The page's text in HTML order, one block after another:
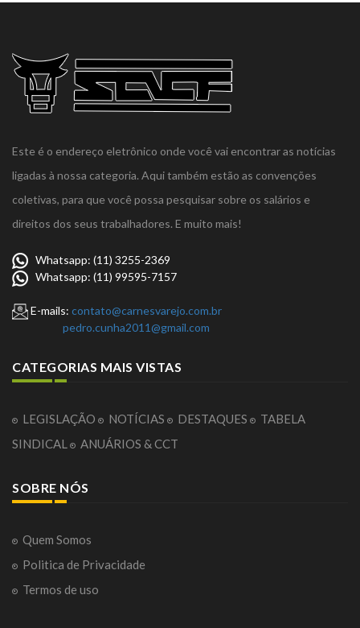
Este é o endereço eletrônico onde você vai encontrar as notícias
ligadas à nossa categoria. Aqui também estão as convenções
coletivas, para que você possa pesquisar sobre os salários e
direitos dos seus trabalhadores. E muito mais!
Whatsapp: (11) 3255-2369
Whatsapp: (11) 99595-7157
E-mails: contato@carnesvarejo.com.br
pedro.cunha2011@gmail.com
CATEGORIAS MAIS VISTAS
LEGISLAÇÃO NOTÍCIAS DESTAQUES
TABELA
SINDICAL
ANUÁRIOS & CCT
SOBRE NÓS
Quem Somos
Politica de Privacidade
Termos de uso